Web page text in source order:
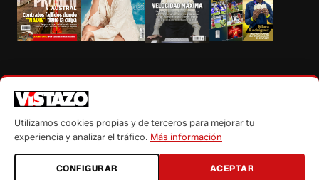
autorización escrita de su titular, de todos los contenidos de Vistazo.com.
Utilizamos cookies propias y de terceros para mejorar tu
experiencia y analizar el tráfico. Más información
CONFIGURAR ACEPTAR